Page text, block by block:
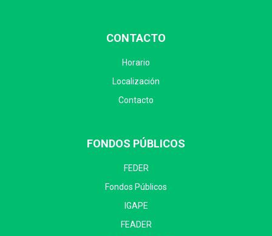
CONTACTO
Horario
Localización
Contacto
FONDOS PÚBLICOS
FEDER
Fondos Públicos
IGAPE
FEADER